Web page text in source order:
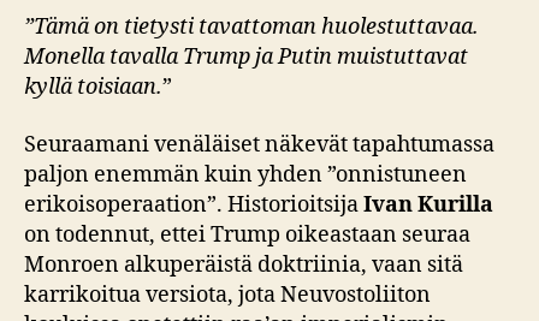
”Tämä on tietysti tavattoman huolestuttavaa.
Monella tavalla Trump ja Putin muistuttavat
kyllä toisiaan.”
Seuraamani venäläiset näkevät tapahtumassa
paljon enemmän kuin yhden ”onnistuneen
erikoisoperaation”. HistorioitsijaIvan Kurilla
on todennut, ettei Trump oikeastaan seuraa
Monroen alkuperäistä doktriinia, vaan sitä
karrikoitua versiota, jota Neuvostoliiton